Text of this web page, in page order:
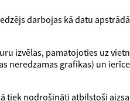
darbojas kā datu
izvēlas, pamatojoties uz
neredzamas grafikas) un
tiek nodrošināti atbilstoši